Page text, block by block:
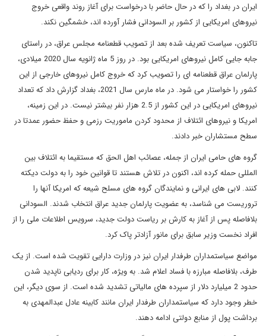
ایران در بغداد را که در حال حاضر با درخواست برای آغاز روند واقعی خروج
نیروهای امریکایی از کشور بر السودانی فشار آورده اند، خشمگین نکند.
تاکنون، سیاست تعریف شده بعد از تصویب قطعنامه مجلس عراق، در راستای
جابه جایی کامل نیروهای امریکایی بود. در روز 5 ماه ژانویه سال 2020 میلادی،
پارلمان عراق قطعنامه ای را تصویب کرد که خروج کامل نیروهای خارجی از این
کشور را خواستار می شود. در ماه مارس سال 2021، بغداد گزارش داد که تعداد
نیروهای امریکایی در این کشور از 2.5 هزار نفر بیشتر نیست. در این زمینه،
امریکا و نیروهای ائتلاف از محدود کردن ماموریت رزمی و حفظ حضور عمدتا در
سطح مستشاران خبر دادند.
گروه های حامی ایران از جمله، عصائب اهل الحق که مستقیما به ائتلاف بین
المللی حمله کرده اند، اکنون در تلاش هستند تا قوانین خود را به دولت دیکته
کنند. لابی های ایرانی و نمایندگان گروه های مسلح شیعه که امریکا آنها را
تروریست می شناسد، به عضویت پارلمان جدید عراق انتخاب شدند. السودانی
بلافاصله پس از آغاز به کارش بر ریاست دولت جدید، سرویس اطلاعات ملی را از
افراد نخست وزیر سابق برای مانور آزادتر پاک کرد.
مواضع سیاستمداران طرفدار ایران نیز در وزارت دارایی تقویت شده است. از یک
طرف، بلافاصله مبارزه با فساد اعلام شد. به ویژه، کار برای ردیابی ناپدید شدن
حدود 2 میلیارد دلار از سپرده های مالیاتی تشدید شده است. از سوی دیگر، این
خطر وجود دارد که سیاستمداران طرفدار ایران مانند کابینه عادل عبدالمهدی به
برداشت پول از منابع دولتی ادامه دهند.